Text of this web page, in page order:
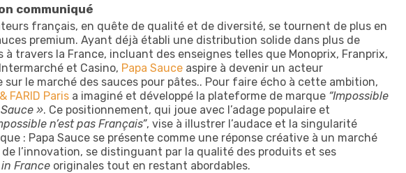
communiqué
français, en quête de qualité et de diversité, se tournent de plus en
premium. Ayant déjà établi une distribution solide dans plus de
à travers la France, incluant des enseignes telles que Monoprix, Franprix,
et Casino, Papa Sauce aspire à devenir un acteur
sur le marché des sauces pour pâtes.. Pour faire écho à cette ambition,
FARID Paris a imaginé et développé la plateforme de marque “Impossible
». Ce positionnement, qui joue avec l’adage populaire et
n’est pas Français”, vise à illustrer l’audace et la singularité
: Papa Sauce se présente comme une réponse créative à un marché
l’innovation, se distinguant par la qualité des produits et ses
France originales tout en restant abordables.